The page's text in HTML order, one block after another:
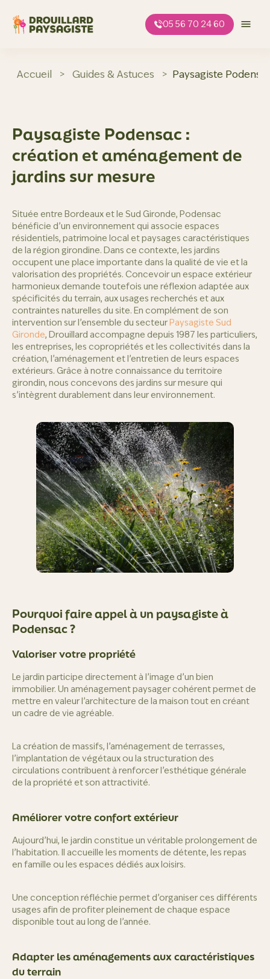
contenu
05 56 70 24 60
Accueil > Guides & Astuces > Paysagiste
Paysagiste Podensac :
création et aménagement de
jardins sur mesure
Située entre Bordeaux et le Sud Gironde, Podensac
bénéficie d’un environnement qui associe espaces
résidentiels, patrimoine local et paysages caractéristiques
de la région girondine. Dans ce contexte, les jardins
occupent une place importante dans la qualité de vie et la
valorisation des propriétés. Concevoir un espace extérieur
harmonieux demande toutefois une réflexion adaptée aux
spécificités du terrain, aux usages recherchés et aux
contraintes naturelles du site. En complément de son
intervention sur l’ensemble du secteurPaysagiste Sud
Gironde, Drouillard accompagne depuis 1987 les particuliers,
les entreprises, les copropriétés et les collectivités dans la
création, l’aménagement et l’entretien de leurs espaces
extérieurs. Grâce à notre connaissance du territoire
girondin, nous concevons des jardins sur mesure qui
s’intègrent durablement dans leur environnement.
Pourquoi faire appel à un paysagiste à
Podensac ?
Valoriser votre propriété
Le jardin participe directement à l’image d’un bien
immobilier. Un aménagement paysager cohérent permet de
mettre en valeur l’architecture de la maison tout en créant
un cadre de vie agréable.
La création de massifs, l’aménagement de terrasses,
l’implantation de végétaux ou la structuration des
circulations contribuent à renforcer l’esthétique générale
de la propriété et son attractivité.
Améliorer votre confort extérieur
Aujourd’hui, le jardin constitue un véritable prolongement de
l’habitation. Il accueille les moments de détente, les repas
en famille ou les espaces dédiés aux loisirs.
Une conception réfléchie permet d’organiser ces différents
usages afin de profiter pleinement de chaque espace
disponible tout au long de l’année.
Adapter les aménagements aux caractéristiques
du terrain